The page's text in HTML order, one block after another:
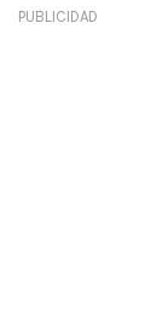
PUBLICIDAD